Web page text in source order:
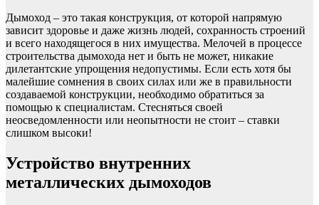
Дымоход – это такая конструкция, от которой напрямую
зависит здоровье и даже жизнь людей, сохранность строений
и всего находящегося в них имущества. Мелочей в процессе
строительства дымохода нет и быть не может, никакие
дилетантские упрощения недопустимы. Если есть хотя бы
малейшие сомнения в своих силах или же в правильности
создаваемой конструкции, необходимо обратиться за
помощью к специалистам. Стесняться своей
неосведомленности или неопытности не стоит – ставки
слишком высоки!
Устройство внутренних
металлических дымоходов